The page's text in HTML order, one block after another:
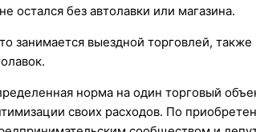
остался без автолавки или магазина.
занимается выездной торговлей,
норма на один торговый
своих расходов. По